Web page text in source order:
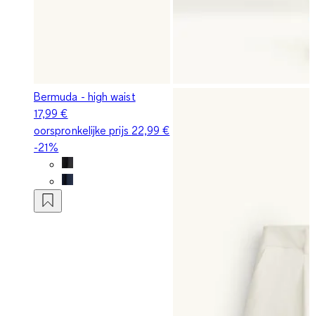
Bermuda - high waist
17,99 €
oorspronkelijke prijs 22,99 €
-21%